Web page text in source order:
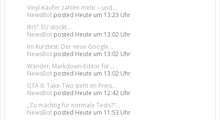
Vinyl-Käufer zahlen mehr – und...
NewsBot posted Heute um 13:23 Uhr
IRIS²: EU stockt...
NewsBot posted Heute um 13:02 Uhr
Im Kurztest: Der neue Google...
NewsBot posted Heute um 13:02 Uhr
Wander: Markdown-Editor für...
NewsBot posted Heute um 13:02 Uhr
GTA 6: Take-Two sieht im Preis...
NewsBot posted Heute um 12:42 Uhr
„Zu mächtig für normale Tests?“...
NewsBot posted Heute um 11:53 Uhr